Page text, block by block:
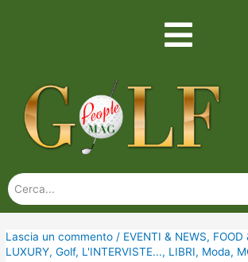
Lascia un commento / EVENTI & NEWS, FOOD
LUXURY,Golf, L'INTERVISTE..., LIBRI, Moda,